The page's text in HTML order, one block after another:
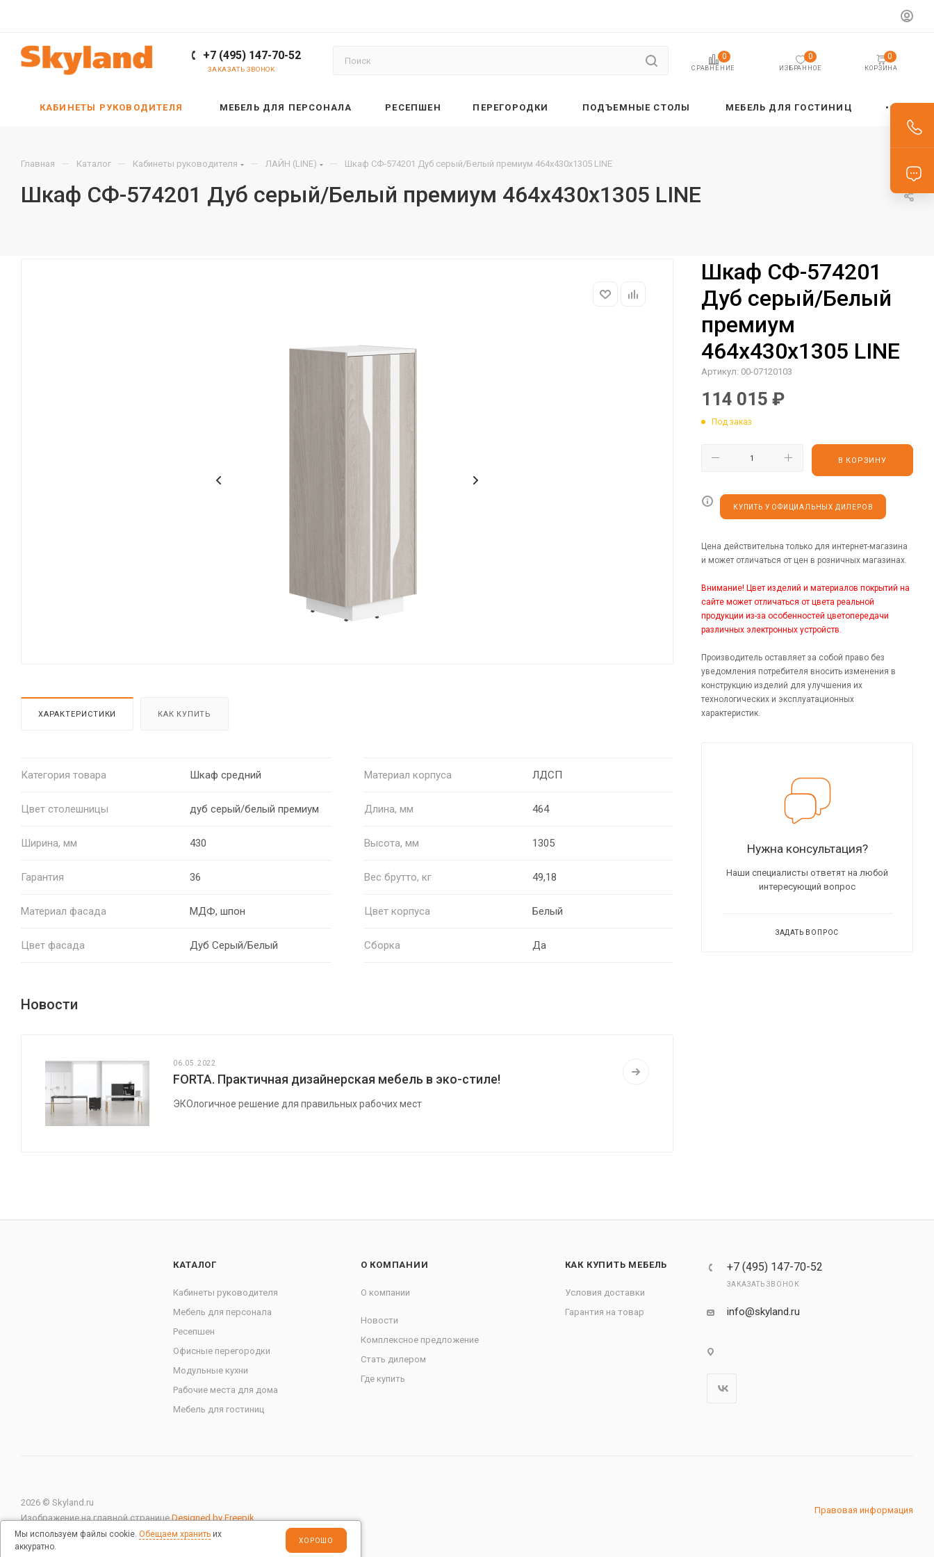
+7 (495) 147-70-52
ЗАКАЗАТЬ ЗВОНОК СРАВНЕНИЕ
0
ИЗБРАННОЕ
0
КОРЗИНА
0
КАБИНЕТЫ РУКОВОДИТЕЛЯ МЕБЕЛЬ ДЛЯ ПЕРСОНАЛА РЕСЕПШЕН ПЕРЕГОРОДКИ ПОДЪЕМНЫЕ СТОЛЫ МЕБЕЛЬ ДЛЯ ГОСТИНИЦ
Главная — Каталог — Кабинеты руководителя — ЛАЙН (LINE) — Шкаф СФ-574201 Дуб серый/Белый премиум 464х430х1305 LINE
Шкаф СФ-574201 Дуб серый/Белый премиум 464х430х1305 LINE
ХАРАКТЕРИСТИКИ КАК КУПИТЬ
Категория товара Шкаф средний Материал корпуса ЛДСП
Цвет столешницы дуб серый/белый премиум Длина, мм 464
Ширина, мм 430 Высота, мм 1305
Гарантия 36 Вес брутто, кг 49,18
Материал фасада МДФ, шпон Цвет корпуса Белый
Цвет фасада Дуб Серый/Белый Сборка Да
Новости
06.05.2022
FORTA. Практичная дизайнерская мебель в эко-стиле!
ЭКОлогичное решение для правильных рабочих мест
Шкаф СФ-574201
Дуб серый/Белый
премиум
464х430х1305 LINE
Артикул: 00-07120103
114 015 ₽
Под заказ
В КОРЗИНУ
КУПИТЬ У ОФИЦИАЛЬНЫХ ДИЛЕРОВ
Цена действительна только для интернет-магазина
и может отличаться от цен в розничных магазинах.
Внимание! Цвет изделий и материалов покрытий на
сайте может отличаться от цвета реальной
продукции из-за особенностей цветопередачи
различных электронных устройств.
Производитель оставляет за собой право без
уведомления потребителя вносить изменения в
конструкцию изделий для улучшения их
технологических и эксплуатационных
характеристик.
Нужна консультация?
Наши специалисты ответят на любой
интересующий вопрос
ЗАДАТЬ ВОПРОС
КАТАЛОГ
Кабинеты руководителя
Мебель для персонала
Ресепшен
Офисные перегородки
Модульные кухни
Рабочие места для дома
Мебель для гостиниц
О КОМПАНИИ
О компании
Новости
Комплексное предложение
Стать дилером
Где купить
КАК КУПИТЬ МЕБЕЛЬ
Условия доставки
Гарантия на товар
+7 (495) 147-70-52
ЗАКАЗАТЬ ЗВОНОК
info@skyland.ru
2026 © Skyland.ru
Изображение на главной страницеDesigned by Freepik
Правовая информация
Мы используем файлы cookie. Обещаем хранить их
аккуратно.
ХОРОШО